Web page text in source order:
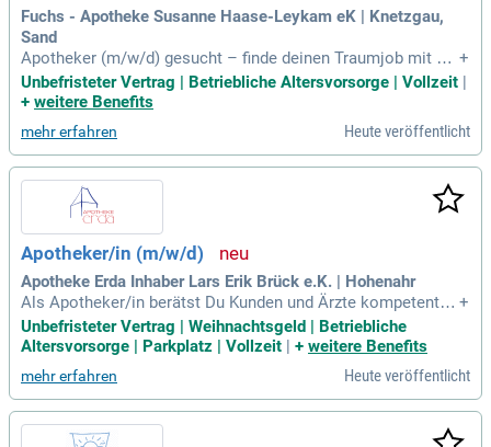
Fuchs - Apotheke Susanne Haase-Leykam eK | Knetzgau,
Sand
Apotheker (m/w/d) gesucht – finde deinen Traumjob mit Sp
aßfaktor! Bei uns erwartet dich ein unterstützendes Team, in
dem Beratung und der Umgang mit Menschen großgeschrie
n abwechslungsreichen Alltag. Wir fördern eine freundliche
Atmosphäre und kurze Entscheidungswege für eine optimal
e Zusammenarbeit. Deine Expertise ist gefragt, um Kunden
und Ärzte umfassend zu beraten und individuell zu unterstüt
zen. Interessiert? Dann freuen wir uns, dich kennenzulernen,
und gemeinsam ein positives Arbeitsumfeld zu gestalten!
+
Unbefristeter Vertrag | Betriebliche Altersvorsorge | Vollzeit |
+ weitere Benefits
mehr erfahren Heute veröffentlicht
Apotheker/in (m/w/d)
Apotheke Erda Inhaber Lars Erik Brück e.K. | Hohenahr
Als Apotheker/in berätst Du Kunden und Ärzte kompetent z
u Arzneimitteln und deren Anwendung. Deine Expertise zeigt
sich in der sorgfältigen Kontrolle von Rezepten und Medikat
nen abwechslungsreichen Arbeitsalltag. Du bringst eine App
robation sowie ein abgeschlossenes Pharmaziestudium mi
t, gepaart mit Verantwortungsbewusstsein. Teamfähigkeit u
nd eine selbstständige Arbeitsweise sind weitere Stärken v
+
Unbefristeter Vertrag | Weihnachtsgeld | Betriebliche
Altersvorsorge | Parkplatz | Vollzeit
+ weitere Benefits
mehr erfahren Heute veröffentlicht